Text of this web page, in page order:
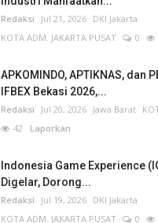
Redaksi Jul 21, 2026 DKI Jakarta
KOTA ADM. JAKARTA PUSAT
0
APKOMINDO, APTIKNAS, dan
IFBEX Bekasi 2026,...
Redaksi Jul 20, 2026 Jawa Barat
42 Laporkan
Indonesia Game Experience
Digelar, Dorong...
Redaksi Jul 19, 2026 DKI Jakarta
KOTA ADM. JAKARTA PUSAT
0